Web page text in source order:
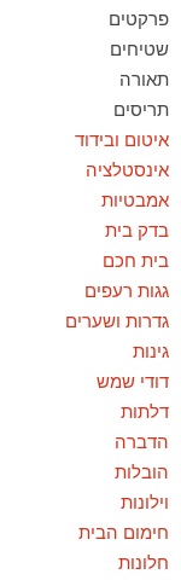
פרקטים
שטיחים
תאורה
תריסים
איטום ובידוד
אינסטלציה
אמבטיות
בדק בית
בית חכם
גגות רעפים
גדרות ושערים
גינות
דודי שמש
דלתות
הדברה
הובלות
וילונות
חימום הבית
חלונות